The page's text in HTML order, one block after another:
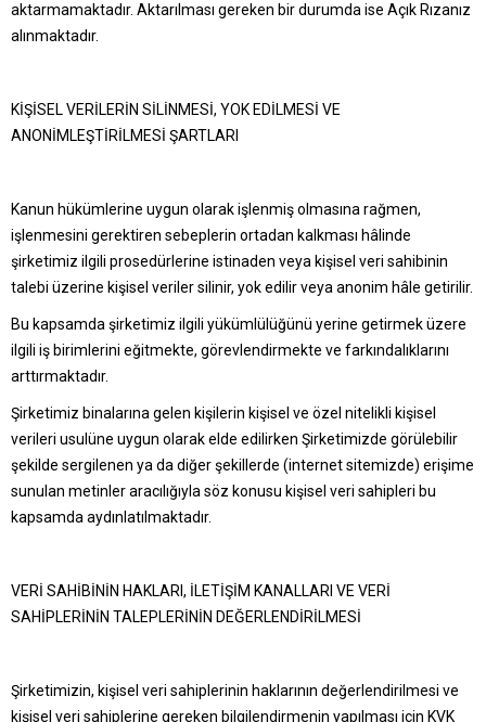
aktarmamaktadır. Aktarılması gereken bir durumda ise Açık Rızanız
alınmaktadır.
KİŞİSEL VERİLERİN SİLİNMESİ, YOK EDİLMESİ VE
ANONİMLEŞTİRİLMESİ ŞARTLARI
Kanun hükümlerine uygun olarak işlenmiş olmasına rağmen,
işlenmesini gerektiren sebeplerin ortadan kalkması hâlinde
şirketimiz ilgili prosedürlerine istinaden veya kişisel veri sahibinin
talebi üzerine kişisel veriler silinir, yok edilir veya anonim hâle getirilir.
Bu kapsamda şirketimiz ilgili yükümlülüğünü yerine getirmek üzere
ilgili iş birimlerini eğitmekte, görevlendirmekte ve farkındalıklarını
arttırmaktadır.
Şirketimiz binalarına gelen kişilerin kişisel ve özel nitelikli kişisel
verileri usulüne uygun olarak elde edilirken Şirketimizde görülebilir
şekilde sergilenen ya da diğer şekillerde (internet sitemizde) erişime
sunulan metinler aracılığıyla söz konusu kişisel veri sahipleri bu
kapsamda aydınlatılmaktadır.
VERİ SAHİBİNİN HAKLARI, İLETİŞİM KANALLARI VE VERİ
SAHİPLERİNİN TALEPLERİNİN DEĞERLENDİRİLMESİ
Şirketimizin, kişisel veri sahiplerinin haklarının değerlendirilmesi ve
kişisel veri sahiplerine gereken bilgilendirmenin yapılması için KVK